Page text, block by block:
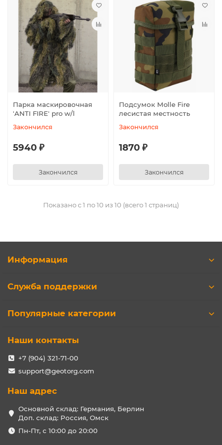
Парка маскировочная
′ANTI FIRE′ pro w/l
Закончился
5940 ₽
Закончился
Подсумок Molle Fire
лесистая местность
Закончился
1870 ₽
Закончился
Показано с 1 по 10 из 10 (всего 1 страниц)
Информация
Служба поддержки
Популярные категории
Наши контакты
+7 (904) 321-71-00
support@geotorg.com
Наш адрес
Основной склад: Германия, Берлин
Доп. склад: Россия, Омск
Пн-Пт, с 10:00 до 20:00